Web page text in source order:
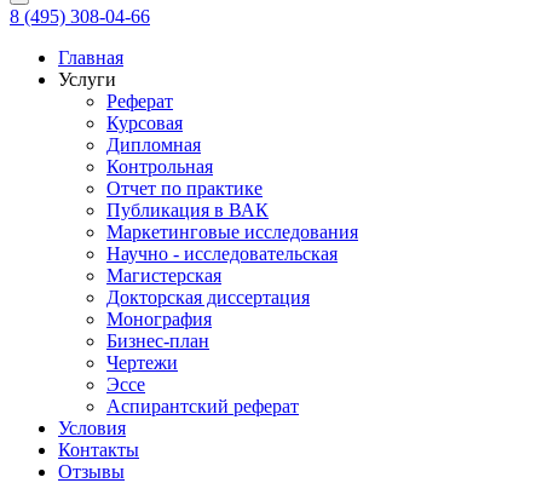
8 (495) 308-04-66
Главная
Услуги
Реферат
Курсовая
Дипломная
Контрольная
Отчет по практике
Публикация в ВАК
Маркетинговые исследования
Научно - исследовательская
Магистерская
Докторская диссертация
Монография
Бизнес-план
Чертежи
Эссе
Аспирантский реферат
Условия
Контакты
Отзывы